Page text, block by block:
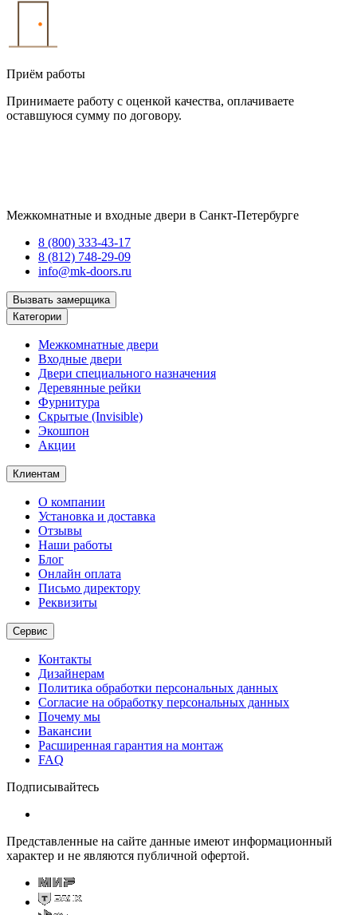
Приём работы
Принимаете работу с оценкой качества, оплачиваете
оставшуюся сумму по договору.
Межкомнатные и входные двери в Санкт-Петербурге
8 (800) 333-43-17
8 (812) 748-29-09
info@mk-doors.ru
Вызвать замерщика
Категории
Межкомнатные двери
Входные двери
Двери специального назначения
Деревянные рейки
Фурнитура
Скрытые (Invisible)
Экошпон
Акции
Клиентам
О компании
Установка и доставка
Отзывы
Наши работы
Блог
Онлайн оплата
Письмо директору
Реквизиты
Сервис
Контакты
Дизайнерам
Политика обработки персональных данных
Согласие на обработку персональных данных
Почему мы
Вакансии
Расширенная гарантия на монтаж
FAQ
Подписывайтесь
Представленные на сайте данные имеют информационный
характер и не являются публичной офертой.